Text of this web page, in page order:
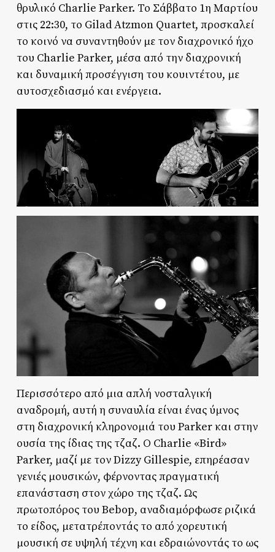
θρυλικό Charlie Parker. Το Σάββατο 1η Μαρτίου
στις 22:30, το Gilad Atzmon Quartet, προσκαλεί
το κοινό να συναντηθούν με τον διαχρονικό ήχο
του Charlie Parker, μέσα από την διαχρονική
και δυναμική προσέγγιση του κουιντέτου, με
αυτοσχεδιασμό και ενέργεια.
Περισσότερο από μια απλή νοσταλγική
αναδρομή, αυτή η συναυλία είναι ένας ύμνος
στη διαχρονική κληρονομιά του Parker και στην
ουσία της ίδιας της τζαζ. Ο Charlie «Bird»
Parker, μαζί με τον Dizzy Gillespie, επηρέασαν
γενιές μουσικών, φέρνοντας πραγματική
επανάσταση στον χώρο της τζαζ. Ως
πρωτοπόρος του Bebop, αναδιαμόρφωσε ριζικά
το είδος, μετατρέποντάς το από χορευτική
μουσική σε υψηλή τέχνη και εδραιώνοντάς το ως